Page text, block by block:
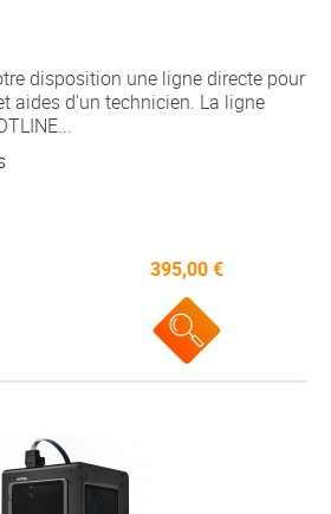
disposition une ligne directe pour
aides d'un technicien. La ligne
395,00 €